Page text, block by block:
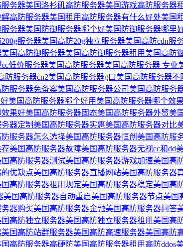
务器美国洛杉矶高防服务器美国游戏高防服务器
高防服务器美国租用高防服务器有什么好处美国
务器美国防御服务器哪个好美国防御服务器哪里
服务器美国高防20g独立服务器美国高防cdn服
美国高防御服务器美国高防御服务器租用美国高防
低价服务器美国高防服务器美国高防服务器 专业
防服务器cn2美国高防服务器g口美国高防服务器不
服务器免备案美国高防服务器公司美国高防服务
美国高防服务器哪个好用美国高防服务器哪个效
果好美国高防服务器固态美国高防服务器外贸美
器定制 美国高防服务器实惠美国高防服务器对比
服务器怎么选择美国高防服务器恒创 美国高防服
荐美国高防服务器故障美国高防服务器无视cc和dd
国高防服务器测试美国高防服务器游戏加速美国高
优缺点美国高防服务器直播网站美国高防服务器
国高防服务器租用规定美国高防服务器稳定美国高
美国高防服务器自动重启美国高防服务器节点美国
器购买美国高防服务器金融美国高防服务器问答
国高防独立服务器美国高防独立服务器租用美国高
美国高防站群服务器美国高防高速服务器美国高防
高防服务器高硬防美国高防服务器租用 高防ddos